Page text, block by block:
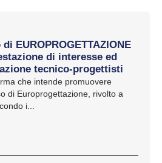
EUROPROGETTAZIONE
di interesse ed
tecnico-progettisti
che intende promuovere
di Europrogettazione, rivolto a
i...